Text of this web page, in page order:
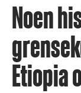
Noen
Etiopia